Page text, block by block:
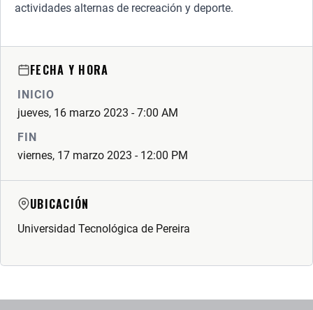
actividades alternas de recreación y deporte.
FECHA Y HORA
INICIO
jueves, 16 marzo 2023 - 7:00 AM
FIN
viernes, 17 marzo 2023 - 12:00 PM
UBICACIÓN
Universidad Tecnológica de Pereira